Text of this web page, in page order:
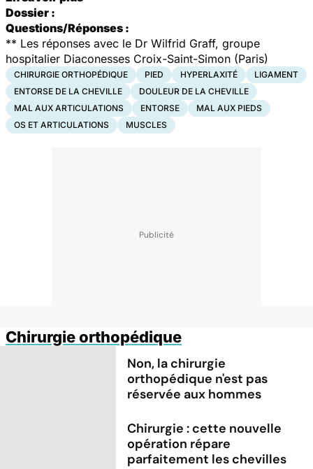
Dossier :
Questions/Réponses :
** Les réponses avec le Dr Wilfrid Graff, groupe
hospitalier Diaconesses Croix-Saint-Simon (Paris)
CHIRURGIE ORTHOPÉDIQUE PIED HYPERLAXITÉ
LIGAMENT
ENTORSE DE LA CHEVILLE
DOULEUR DE LA CHEVILLE
MAL AUX ARTICULATIONS
ENTORSE
MAL AUX PIEDS
OS ET ARTICULATIONS
MUSCLES
Chirurgie orthopédique
Non, la chirurgie
orthopédique n'est pas
réservée aux hommes
Chirurgie : cette nouvelle
opération répare
parfaitement les chevilles